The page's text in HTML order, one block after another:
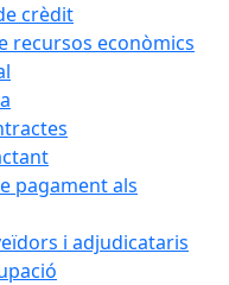
crèdit
recursos econòmics
pagament als
i adjudicataris